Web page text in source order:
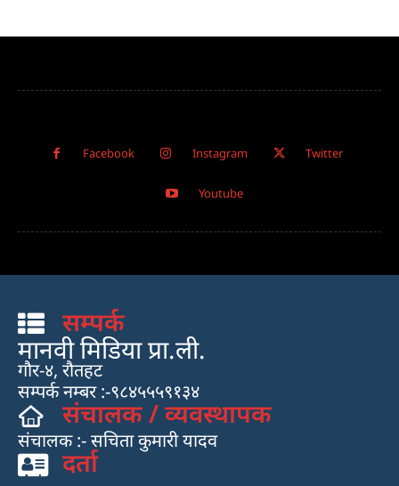
Facebook Instagram Twitter
Youtube
सम्पर्क
मानवी मिडिया प्रा.ली.
गौर-४, रौतहट
सम्पर्क नम्बर :-९८४५५५९१३४
संचालक / व्यवस्थापक
संचालक :- सचिता कुमारी यादव
दर्ता